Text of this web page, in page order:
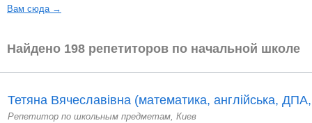
Вам сюда →
Найдено 198 репетиторов по начальной школе
Тетяна Вячеславівна (математика, англійська,
Репетитор по школьным предметам, Киев